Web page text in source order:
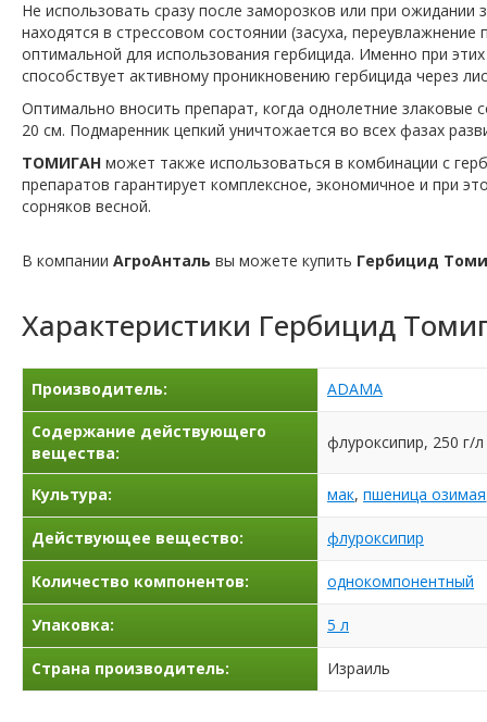
Не использовать сразу после заморозков или при
находятся в стрессовом состоянии (засуха,
оптимальной для использования гербицида. Именно при
способствует активному проникновению гербицида через
Оптимально вносить препарат, когда однолетние злаковые
20 см. Подмаренник цепкий уничтожается во всех фазах
ТОМИГАН может также использоваться в комбинации с
препаратов гарантирует комплексное, экономичное и при
сорняков весной.
В компании АгроАнталь вы можете купить Гербицид
Характеристики Гербицид
Производитель: ADAMA
Содержание действующего
вещества:
флуроксипир, 250 г/л
Культура: мак, пшеница озимая
Действующее вещество: флуроксипир
Количество компонентов: однокомпонентный
Упаковка: 5 л
Страна производитель: Израиль